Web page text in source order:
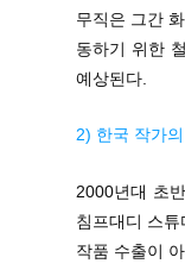
무직은 그간
동하기 위한
예상된다.
2) 한국 작가
2000년대 초
침프대디 스
작품 수출이